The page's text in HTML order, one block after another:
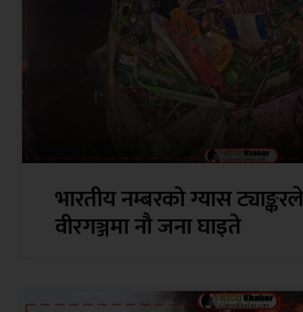
भारतीय नम्बरको ग्यास
वीरगञ्जमा नौ जना घाइते